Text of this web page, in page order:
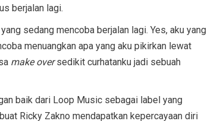
berjalan lagi.
sedang mencoba berjalan lagi. Yes, aku yang
menuangkan apa yang aku pikirkan lewat
make oversedikit curhatanku jadi sebuah
baik dari Loop Music sebagai label yang
Ricky Zakno mendapatkan kepercayaan diri